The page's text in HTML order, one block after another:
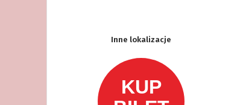
Inne lokalizacje